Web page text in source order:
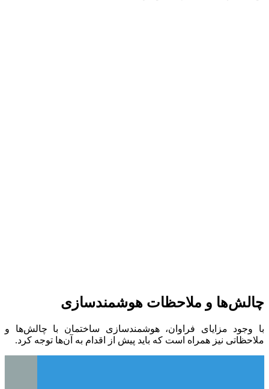
چالش‌ها و ملاحظات هوشمندسازی
با وجود مزایای فراوان، هوشمندسازی ساختمان با چالش‌ها و
ملاحظاتی نیز همراه است که باید پیش از اقدام به آن‌ها توجه کرد.